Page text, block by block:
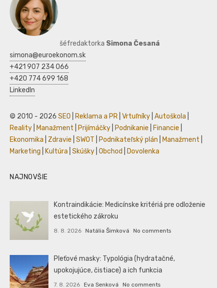
šéfredaktorka Simona Česaná
simona@euroekonom.sk
+421 907 234 066
+420 774 699 168
LinkedIn
© 2010 - 2026 SEO Reklama a PR Vrtuľníky Autoškola
Reality
Manažment Prijímáčky Podnikanie Financie
Ekonomika
Zdravie SWOT Podnikateľský plán Manažment
Marketing
Kultúra Skúšky Obchod Dovolenka
NAJNOVŠIE
Kontraindikácie: Medicínske kritériá pre odloženie
estetického zákroku
8. 8. 2026 Natália Šimková No comments
Pleťové masky: Typológia (hydratačné,
upokojujúce, čistiace) a ich funkcia
7. 8. 2026 Eva Senková No comments